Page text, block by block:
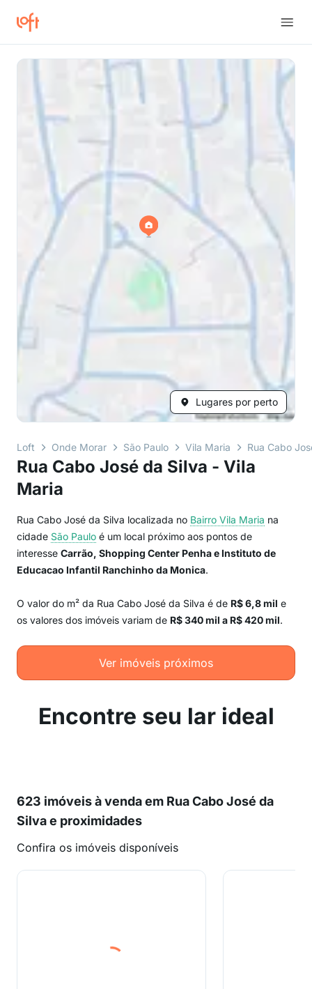
Lugares por perto
Loft Onde Morar São Paulo Vila Maria Rua Cabo
Rua Cabo José da Silva - Vila
Maria
Rua Cabo José da Silva localizada no Bairro Vila Maria na
cidade São Paulo é um local próximo aos pontos de
interesse Carrão, Shopping Center Penha e Instituto de
Educacao Infantil Ranchinho da Monica.
O valor do m² da Rua Cabo José da Silva é de R$ 6,8 mil e
os valores dos imóveis variam de R$ 340 mil a R$ 420 mil.
Ver imóveis próximos
Encontre seu lar ideal
623 imóveis à venda em Rua Cabo José da
Silva e proximidades
Confira os imóveis disponíveis